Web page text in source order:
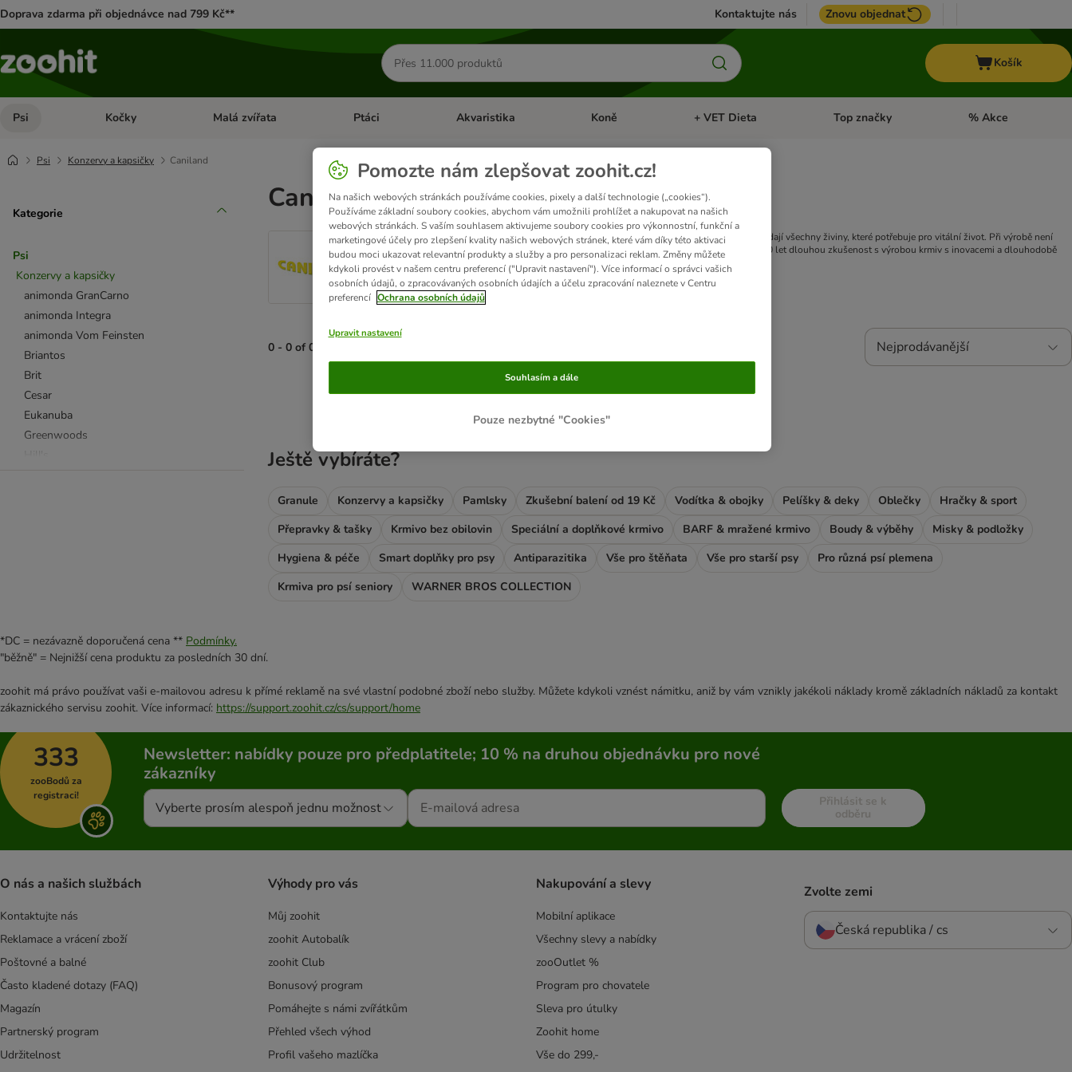
Doprava zdarma při objednávce nad 799 Kč** Kontaktujte nás Znovu objednat
Hledat
produkty
Košík
Psi Otevřít menu: Psi
Kočky Otevřít menu: Kočky
Malá zvířata Otevřít menu: Malá zvířata
Ptáci Otevřít menu: Ptáci
Akvaristika Otevřít menu: Akvaristika
Koně Otevřít menu: Koně
+ VET Dieta Otevřít menu: + VET Dieta
Top značky Otevřít menu: Top
% Akce
Psi Konzervy a kapsičky Caniland
Kategorie
Psi
Konzervy a kapsičky
animonda GranCarno
animonda Integra
animonda Vom Feinsten
Briantos
Brit
Cesar
Eukanuba
Greenwoods
Wolf of Wilderness
4vets
Almo Nature
Alpha Spirit
Applaws
Belcando
Best Nature
BF Petfood
Bozita
Burns
Caniland
Carnilove
Concept for Life Veterinary Diet /
bezobilovin
Crave
Dog´s Love
DIBO
Disugual
Caniland krmivo pro psy
Caniland je synonymem pro inovativní receptury v prémiové kvalitě, které vašemu psovi dodají všechny živiny, které potřebuje pro vitální život. Při výrobě není
použito maso, místo toho jsou zpracovány bílkoviny z hmyzu. Tak spojuje Caniland přes 30 let dlouhou zkušenost s výrobou krmiv s inovacemi a dlouhodobě
udržitelnou výrobou.
0 - 0 of 0 výsledků Nejprodávanější
Ještě vybíráte?
Granule Konzervy a kapsičky Pamlsky Zkušební balení od 19 Kč Vodítka & obojky Pelíšky & deky Oblečky
Hračky & sport
Přepravky & tašky
Krmivo bez obilovin Speciální a doplňkové krmivo BARF & mražené krmivo Boudy & výběhy
Misky & podložky
Hygiena & péče
Smart doplňky pro psy Antiparazitika Vše pro štěňata Vše pro starší psy
Pro různá psí plemena
Krmiva pro psí seniory
WARNER BROS COLLECTION
*DC = nezávazně doporučená cena ** Podmínky.
"běžně" = Nejnižší cena produktu za posledních 30 dní.
zoohit má právo používat vaši e-mailovou adresu k přímé reklamě na své vlastní podobné zboží nebo služby. Můžete kdykoli vznést námitku, aniž by vám vznikly jakékoli náklady kromě základních nákladů za kontakt
zákaznického servisu zoohit. Více informací: https://support.zoohit.cz/cs/support/home
333
zooBodů za
registraci!
Newsletter: nabídky pouze pro předplatitele; 10 % na druhou objednávku pro nové
zákazníky
Vyberte prosím alespoň jednu možnost
Přihlásit se k
odběru
O nás a našich službách
Kontaktujte nás
Reklamace a vrácení zboží
Poštovné a balné
Často kladené dotazy (FAQ)
Magazín
Partnerský program
Udržitelnost
Výhody pro vás
Můj zoohit
zoohit Autobalík
zoohit Club
Bonusový program
Pomáhejte s námi zvířátkům
Přehled všech výhod
Profil vašeho mazlíčka
Nakupování a slevy
Mobilní aplikace
Všechny slevy a nabídky
zooOutlet %
Program pro chovatele
Sleva pro útulky
Zoohit home
Vše do 299,-
Zvolte zemi
Česká republika / cs
Pomozte nám zlepšovat zoohit.cz!
Na našich webových stránkách používáme cookies, pixely a další technologie („cookies“).
Používáme základní soubory cookies, abychom vám umožnili prohlížet a nakupovat na našich
webových stránkách. S vaším souhlasem aktivujeme soubory cookies pro výkonnostní, funkční a
marketingové účely pro zlepšení kvality našich webových stránek, které vám díky této aktivaci
budou moci ukazovat relevantní produkty a služby a pro personalizaci reklam. Změny můžete
kdykoli provést v našem centru preferencí ("Upravit nastavení"). Více informací o správci vašich
osobních údajů, o zpracovávaných osobních údajích a účelu zpracování naleznete v Centru
preferencí Ochrana osobních údajů
Upravit nastavení
Pouze nezbytné "Cookies"
Souhlasím a dále